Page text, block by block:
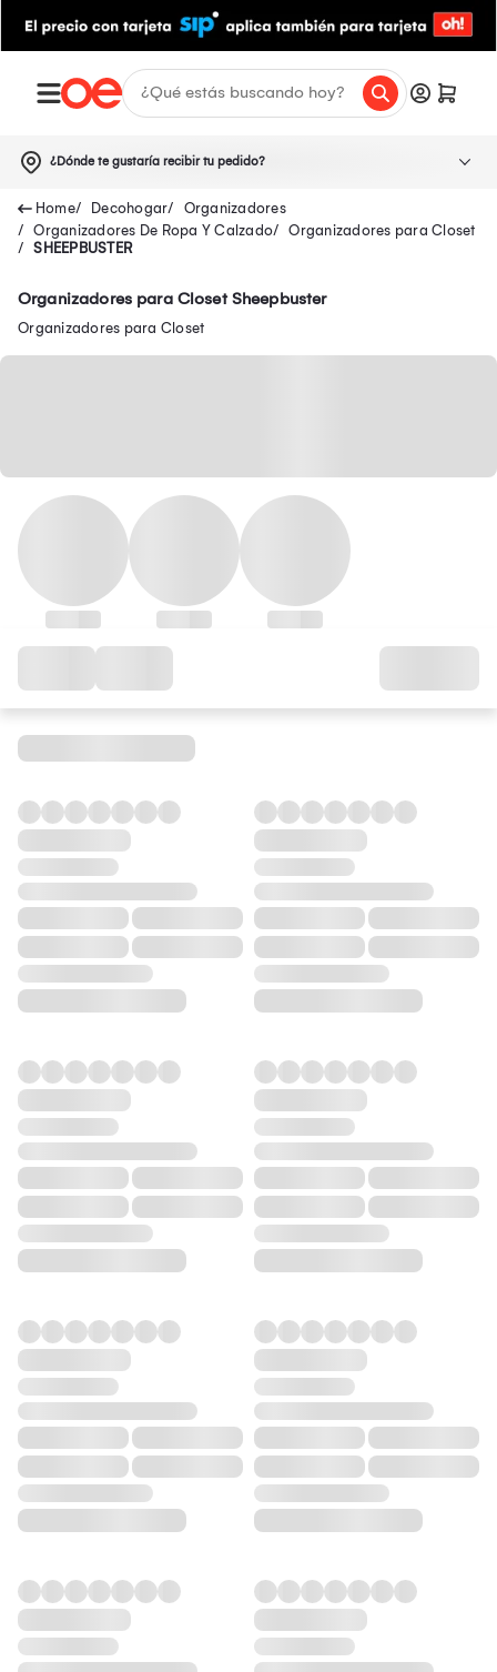
¿Dónde te gustaría recibir tu pedido?
Decohogar
Organizadores
Organizadores De Ropa Y Calzado
Organizadores para Closet
SHEEPBUSTER
Organizadores para Closet Sheepbuster
Organizadores para Closet